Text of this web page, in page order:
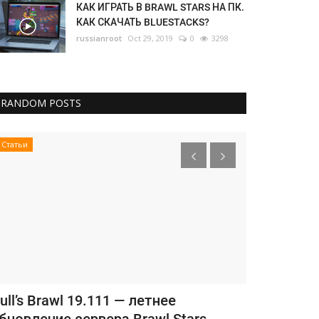
КАК ИГРАТЬ В BRAWL STARS НА ПК.
КАК СКАЧАТЬ BLUESTACKS?
russianroot Oct 29, 2019 0 3298
RANDOM POSTS
Статьи
Stars перестает поддерживать